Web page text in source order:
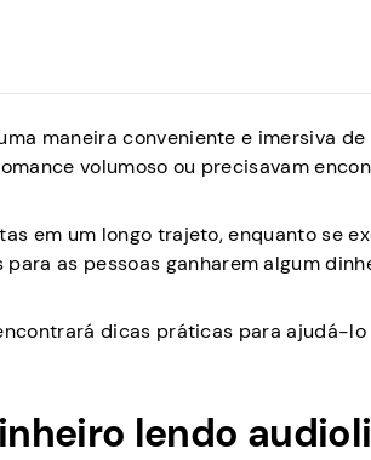
maneira conveniente e imersiva de
volumoso ou precisavam
em um longo trajeto, enquanto se
as pessoas ganharem algum
dicas práticas para ajudá-lo
lendo